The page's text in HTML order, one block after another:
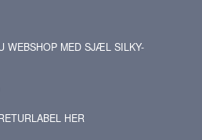
WEBSHOP MED SJÆL SILKY-
HER